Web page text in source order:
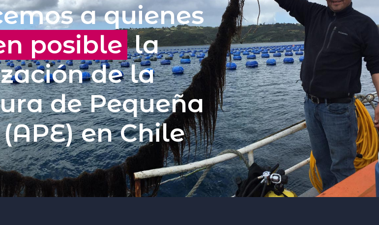
a quienes
posiblela
de la
de Pequeña
en Chile